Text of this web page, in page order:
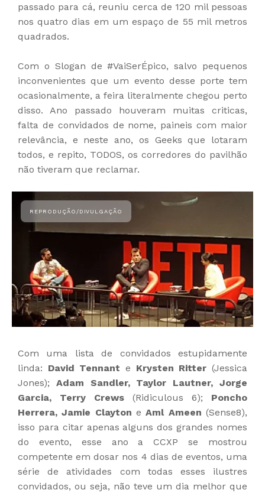
passado para cá, reuniu cerca de 120 mil pessoas
nos quatro dias em um espaço de 55 mil metros
quadrados.
Com o Slogan de #VaiSerÉpico, salvo pequenos
inconvenientes que um evento desse porte tem
ocasionalmente, a feira literalmente chegou perto
disso. Ano passado houveram muitas criticas,
falta de convidados de nome, paineis com maior
relevância, e neste ano, os Geeks que lotaram
todos, e repito, TODOS, os corredores do pavilhão
não tiveram que reclamar.
Com uma lista de convidados estupidamente
linda: David Tennant e Krysten Ritter (Jessica
Jones); Adam Sandler, Taylor Lautner, Jorge
Garcia, Terry Crews (Ridiculous 6); Poncho
Herrera, Jamie Clayton eAml Ameen (Sense8),
isso para citar apenas alguns dos grandes nomes
do evento, esse ano a CCXP se mostrou
competente em dosar nos 4 dias de eventos, uma
série de atividades com todas esses ilustres
convidados, ou seja, não teve um dia melhor que